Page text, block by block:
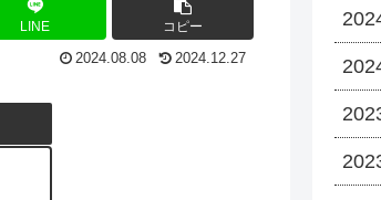
LINE コピー
2024.08.08 2024.12.27